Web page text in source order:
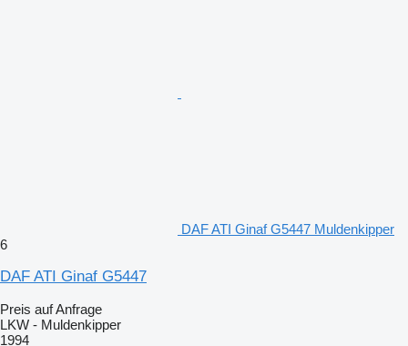
DAF ATI Ginaf G5447 Muldenkipper
6
DAF ATI Ginaf G5447
Preis auf Anfrage
LKW - Muldenkipper
1994